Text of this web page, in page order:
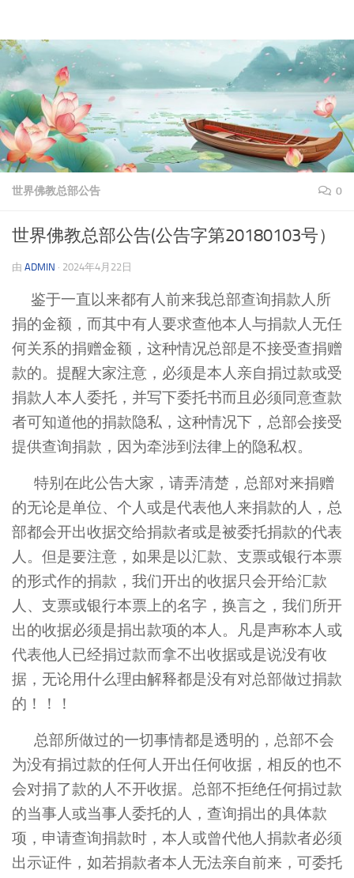
世界佛教总部公告 0
世界佛教总部公告(公告字第20180103号）
由 ADMIN · 2024年4月22日
鉴于一直以来都有人前来我总部查询捐款人所
捐的金额，而其中有人要求查他本人与捐款人无任
何关系的捐赠金额，这种情况总部是不接受查捐赠
款的。提醒大家注意，必须是本人亲自捐过款或受
捐款人本人委托，并写下委托书而且必须同意查款
者可知道他的捐款隐私，这种情况下，总部会接受
提供查询捐款，因为牵涉到法律上的隐私权。
特别在此公告大家，请弄清楚，总部对来捐赠
的无论是单位、个人或是代表他人来捐款的人，总
部都会开出收据交给捐款者或是被委托捐款的代表
人。但是要注意，如果是以汇款、支票或银行本票
的形式作的捐款，我们开出的收据只会开给汇款
人、支票或银行本票上的名字，换言之，我们所开
出的收据必须是捐出款项的本人。凡是声称本人或
代表他人已经捐过款而拿不出收据或是说没有收
据，无论用什么理由解释都是没有对总部做过捐款
的！！！
总部所做过的一切事情都是透明的，总部不会
为没有捐过款的任何人开出任何收据，相反的也不
会对捐了款的人不开收据。总部不拒绝任何捐过款
的当事人或当事人委托的人，查询捐出的具体款
项，申请查询捐款时，本人或曾代他人捐款者必须
出示证件，如若捐款者本人无法亲自前来，可委托